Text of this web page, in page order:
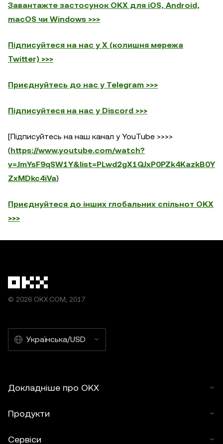
Завантажте застосунок OKX для iOS, Android,
macOS чи Windows >>>
Підписуйтеся на нас у X (колишня мережа
Twitter) >>>
Приєднуйтесь до нас у Telegram >>>
Підписуйтеся на нас у Discord >>>
[Підписуйтесь на наш канал у YouTube >>>>
(https://www.youtube.com/watch?
v=JmYsF9qSW1Y&list=PLwd2gX1QJxP0PZk4KazkB0Y
ZxMDkc4iVa)
Приєднуйтеся до інших глобальних спільнот OKX
>>>
© 2026 OKX.COM, 2017
Українська/USD
Докладніше про OKX
Продукти
Сервіси